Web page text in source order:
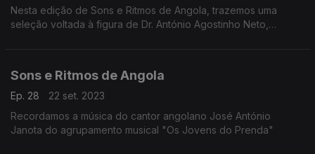
Nesta edição de Sons e Ritmos de Angola, trazemos uma
seleção voltada à figura de Dr. António Agostinho Neto,
Sons e Ritmos de Angola
Ep. 28
22 set. 2023
Recordamos a música do cantor angolano José António
Janota do agrupamento musical "Os Jovens do Prenda"